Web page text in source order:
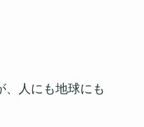
人にも地球にも